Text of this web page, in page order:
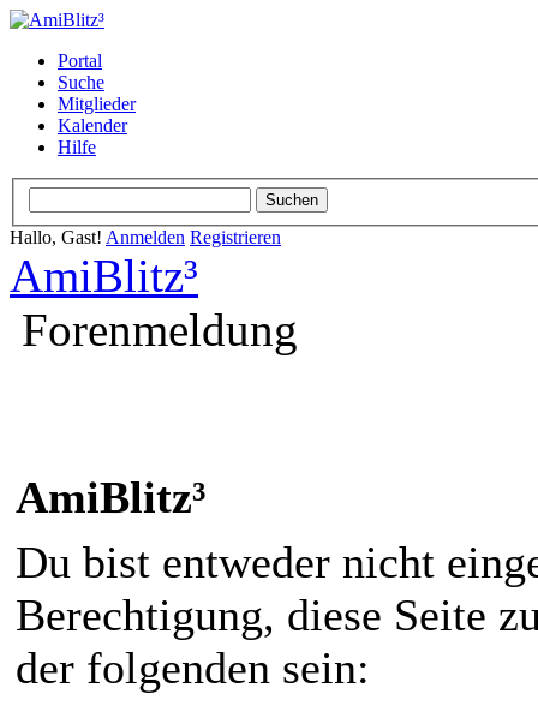
Portal
Suche
Mitglieder
Kalender
Hilfe
Hallo, Gast! Anmelden Registrieren
AmiBlitz³
Forenmeldung
AmiBlitz³
Du bist entweder nicht
Berechtigung, diese Seite
der folgenden sein: